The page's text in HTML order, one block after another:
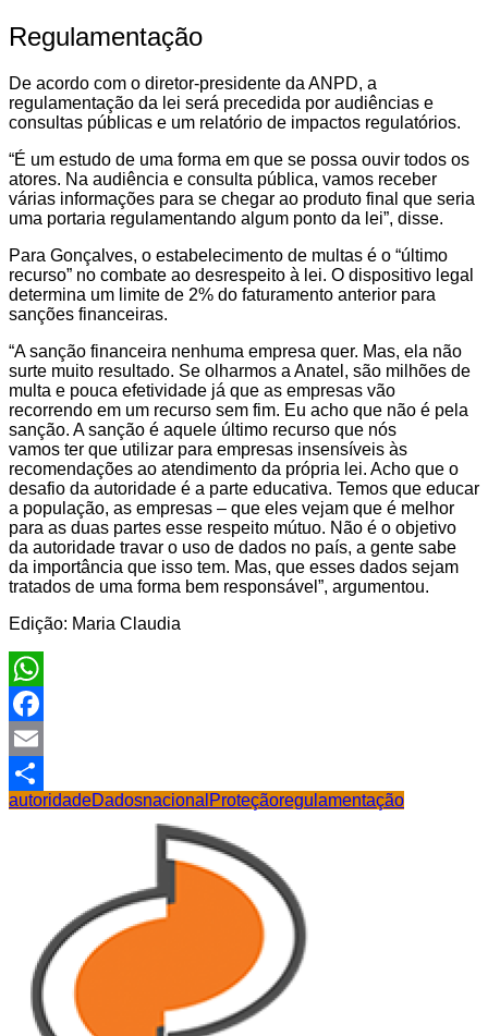
Regulamentação
De acordo com o diretor-presidente da ANPD, a
regulamentação da lei será precedida por audiências e
consultas públicas e um relatório de impactos regulatórios.
“É um estudo de uma forma em que se possa ouvir todos os
atores. Na audiência e consulta pública, vamos receber
várias informações para se chegar ao produto final que seria
uma portaria regulamentando algum ponto da lei”, disse.
Para Gonçalves, o estabelecimento de multas é o “último
recurso” no combate ao desrespeito à lei. O dispositivo legal
determina um limite de 2% do faturamento anterior para
sanções financeiras.
“A sanção financeira nenhuma empresa quer. Mas, ela não
surte muito resultado. Se olharmos a Anatel, são milhões de
multa e pouca efetividade já que as empresas vão
recorrendo em um recurso sem fim. Eu acho que não é pela
sanção. A sanção é aquele último recurso que nós
vamos ter que utilizar para empresas insensíveis às
recomendações ao atendimento da própria lei. Acho que o
desafio da autoridade é a parte educativa. Temos que educar
a população, as empresas – que eles vejam que é melhor
para as duas partes esse respeito mútuo. Não é o objetivo
da autoridade travar o uso de dados no país, a gente sabe
da importância que isso tem. Mas, que esses dados sejam
tratados de uma forma bem responsável”, argumentou.
Edição: Maria Claudia
WhatsApp
Facebook
Email
Share
autoridadeDadosnacional Proteçãoregulamentação